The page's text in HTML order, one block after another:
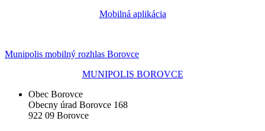
Mobilná aplikácia
Munipolis mobilný rozhlas Borovce
MUNIPOLIS BOROVCE
Obec Borovce
Obecny úrad Borovce 168
922 09 Borovce